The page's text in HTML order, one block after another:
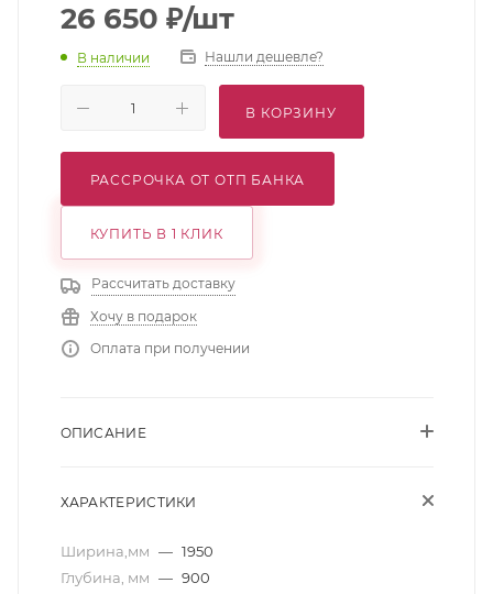
26 650 ₽/шт
В наличии Нашли дешевле?
В КОРЗИНУ
РАССРОЧКА ОТ ОТП БАНКА
КУПИТЬ В 1 КЛИК
Рассчитать доставку
Хочу в подарок
Оплата при получении
ОПИСАНИЕ
ХАРАКТЕРИСТИКИ
Ширина,мм — 1950
Глубина, мм — 900